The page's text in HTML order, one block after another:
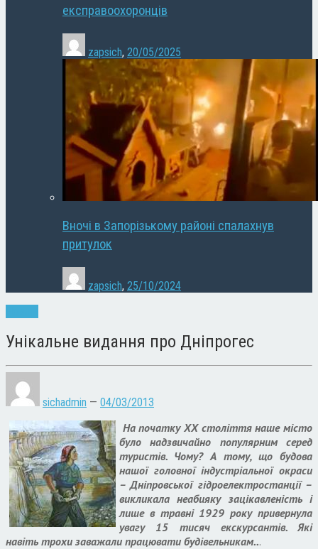
експравоохоронців
zapsich, 20/05/2025
Вночі в Запорізькому районі спалахнув
притулок
zapsich, 25/10/2024
Унікальне видання про Дніпрогес
sichadmin — 04/03/2013
На початку ХХ століття наше місто
було надзвичайно популярним серед
туристів. Чому? А тому, що будова
нашої головної індустріальної окраси
– Дніпровської гідроелектростанції –
викликала неабияку зацікавленість і
лише в травні 1929 року привернула
увагу 15 тисяч екскурсантів. Які
навіть трохи заважали працювати будівельникам...